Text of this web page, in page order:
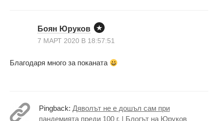
Боян Юруков
7 МАРТ 2020 В 18:57:51
Благодаря много за поканата
Pingback: Дяволът не е дошъл сам при
пандемията преди 100 г. | Блогът на Юруков